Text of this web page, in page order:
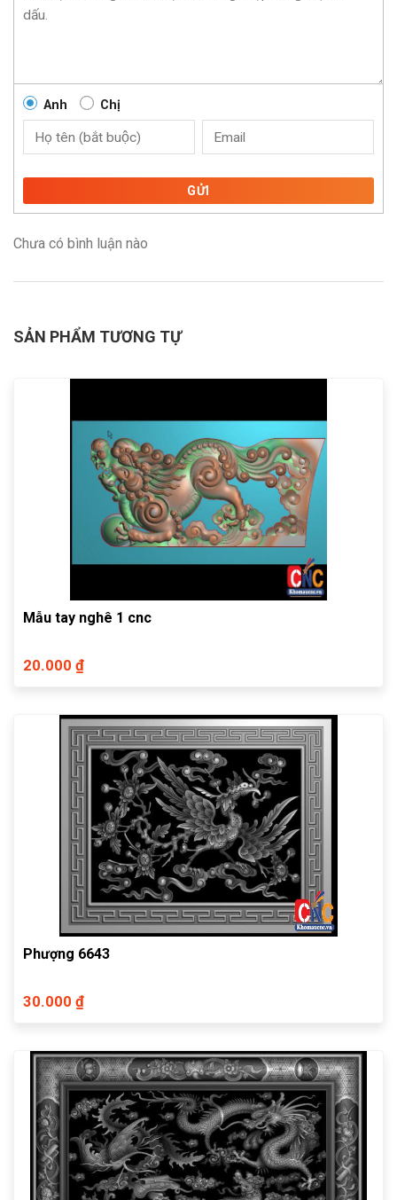
Anh Chị
GỬI
Chưa có bình luận nào
SẢN PHẨM TƯƠNG TỰ
Mẫu tay nghê 1 cnc
20.000 ₫
Phượng 6643
30.000 ₫